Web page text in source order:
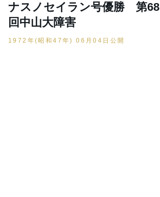
ナスノセイラン号優勝 第68
回中山大障害
1972年(昭和47年) 06月04日公開